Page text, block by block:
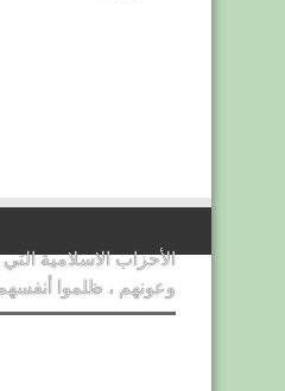
الأحزاب الاسلامية
وعونهم ، ظلموا